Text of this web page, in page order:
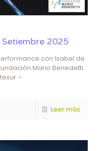
2025
con Isabel de
Mario Benedetti.
–
Leer más